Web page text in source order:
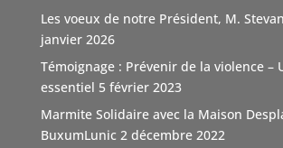
humaines, sociales,
qui font la différence."
TOIT POUR TOUS remercie vivement
d'autant que l'association n'est pas
Video
Les voeux de notre Président, M.
janvier 2026
Témoignage : Prévenir de la violence –
essentiel 5 février 2023
Marmite Solidaire avec la Maison
BuxumLunic 2 décembre 2022